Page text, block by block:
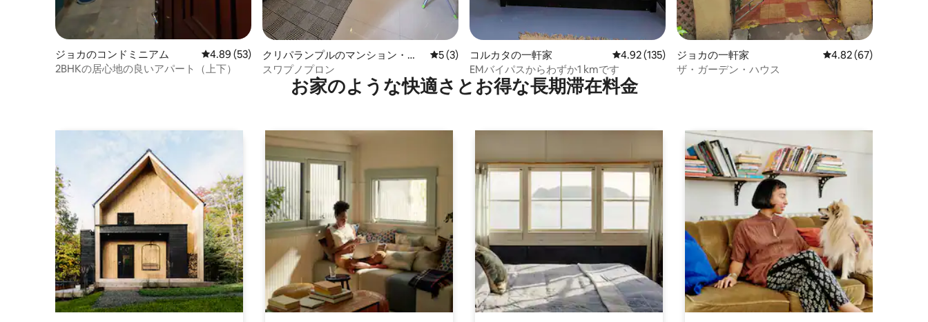
ジョカのコンドミニアム レビュー53件、5つ星中4.89つ星の平均評価
4.89 (53)
2BHKの居心地の良いアパート（上下）
クリパランプルのマンション・ア
パート
レビュー3件、5つ星中5つ星の平均評価
5 (3)
スワプノプロン
コルカタの一軒家 レビュー135件、5つ星中4.92つ星の平均評価
4.92 (135)
EMバイパスからわずか1 kmです
ジョカの一軒家 レビュー67件、5つ星
4.82 (67)
ザ・ガーデン・ハウス
お家のような快⁠適⁠さ⁠とお⁠得⁠な長⁠期⁠滞⁠在料⁠金